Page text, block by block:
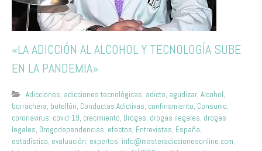
«LA ADICCIÓN AL ALCOHOL Y TECNOLOGÍA SUBE
EN LA PANDEMIA»
Adicciones, adicciones tecnológicas, adicto, agudizar, Alcohol,
borrachera, botellón, Conductas Adictivas, confinamiento, Consumo,
coronavirus, covid-19, crecimiento, Drogas, drogas ilegales, drogas
legales, Drogodependencias, efectos, Entrevistas, España,
estadística, evaluación, expertos, info@masteradiccionesonline.com,